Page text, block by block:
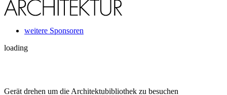
weitere Sponsoren
loading
Gerät drehen um die Architektubibliothek zu besuchen